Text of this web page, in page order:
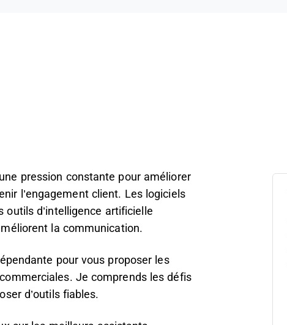
pression constante pour améliorer
l’engagement client. Les logiciels
outils d’intelligence artificielle
la communication.
pour vous proposer les
Je comprends les défis
d’outils fiables.